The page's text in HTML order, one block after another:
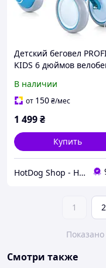
Детский беговел
KIDS 6 дюймов
Прогулочный
для ребенка от 1 года
В наличии
от 150₴/мес
1 499₴
Купить
HotDog Shop - Найкращі товари для дому та сімʼї, з любовʼю до деталей!
1 2
Смотри также